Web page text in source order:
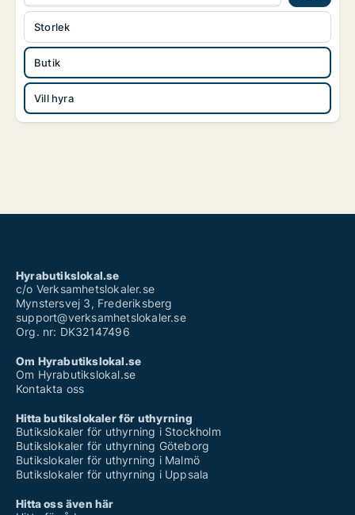
Butik
Vill hyra
Storlek
Hyrabutikslokal.se
c/o Verksamhetslokaler.se
Mynstersvej 3, Frederiksberg
support@verksamhetslokaler.se
Org. nr: DK32147496
Om Hyrabutikslokal.se
Om Hyrabutikslokal.se
Kontakta oss
Hitta butikslokaler för uthyrning
Butikslokaler för uthyrning i Stockholm
Butikslokaler för uthyrning Göteborg
Butikslokaler för uthyrning i Malmö
Butikslokaler för uthyrning i Uppsala
Hitta oss även här